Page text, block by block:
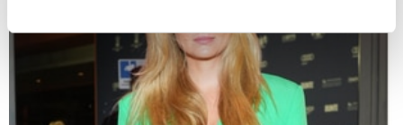
bestimmten Merkmalen (Fingerprinting) identifizieren
Erfahren Sie mehr darüber, wie Ihre persönlichen Daten
verarbeitet werden, und legen Sie Ihre Präferenzen im
Abschnitt Einzelheitenfest.